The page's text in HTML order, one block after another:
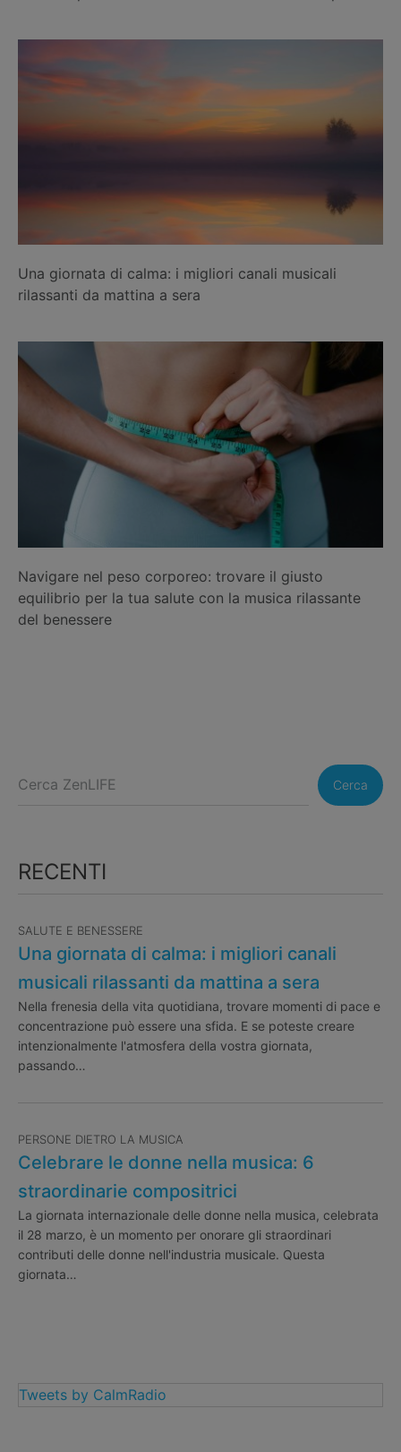
Una giornata di calma: i migliori canali musicali
rilassanti da mattina a sera
Navigare nel peso corporeo: trovare il giusto
equilibrio per la tua salute con la musica rilassante
del benessere
Cerca
RECENTI
SALUTE E BENESSERE
Una giornata di calma: i migliori canali
musicali rilassanti da mattina a sera
Nella frenesia della vita quotidiana, trovare momenti di pace e
concentrazione può essere una sfida. E se poteste creare
intenzionalmente l'atmosfera della vostra giornata,
passando…
PERSONE DIETRO LA MUSICA
Celebrare le donne nella musica: 6
straordinarie compositrici
La giornata internazionale delle donne nella musica, celebrata
il 28 marzo, è un momento per onorare gli straordinari
contributi delle donne nell'industria musicale. Questa
giornata…
Tweets by CalmRadio